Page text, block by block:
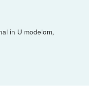
in U modelom,